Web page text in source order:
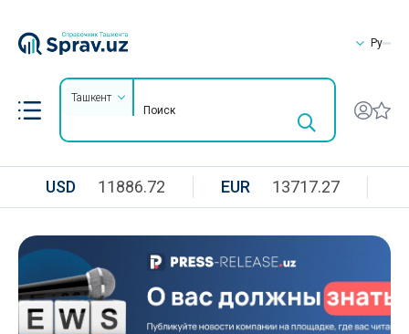
Ру
Ташкент
USD 11886.72 EUR 13717.27